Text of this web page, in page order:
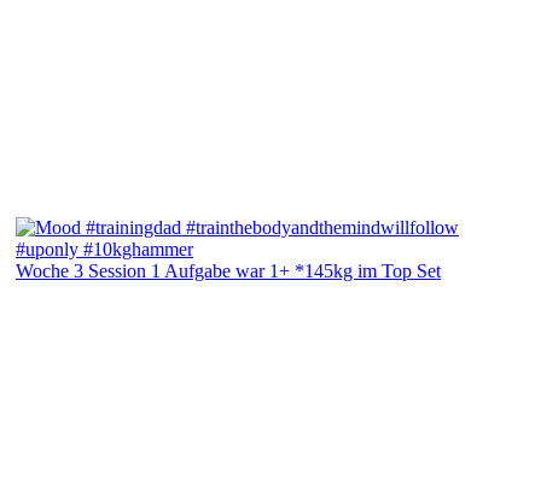
Woche 3 Session 1 Aufgabe war 1+ *145kg im Top Set